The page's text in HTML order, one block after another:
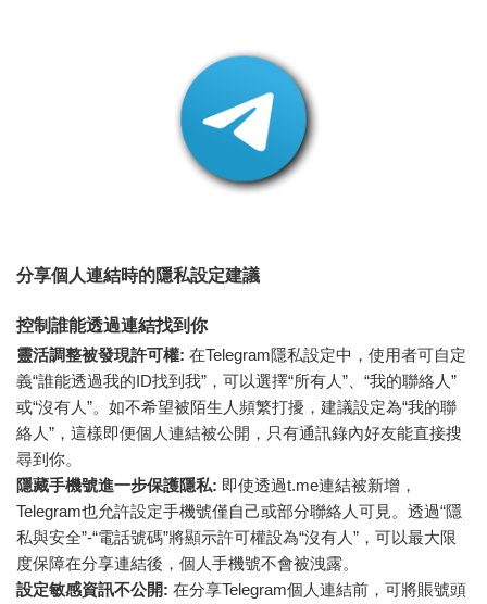
分享個人連結時的隱私設定建議
控制誰能透過連結找到你
靈活調整被發現許可權: 在Telegram隱私設定中，使用者可自定
義“誰能透過我的ID找到我”，可以選擇“所有人”、“我的聯絡人”
或“沒有人”。如不希望被陌生人頻繁打擾，建議設定為“我的聯
絡人”，這樣即便個人連結被公開，只有通訊錄內好友能直接搜
尋到你。
隱藏手機號進一步保護隱私: 即使透過t.me連結被新增，
Telegram也允許設定手機號僅自己或部分聯絡人可見。透過“隱
私與安全”-“電話號碼”將顯示許可權設為“沒有人”，可以最大限
度保障在分享連結後，個人手機號不會被洩露。
設定敏感資訊不公開: 在分享Telegram個人連結前，可將賬號頭